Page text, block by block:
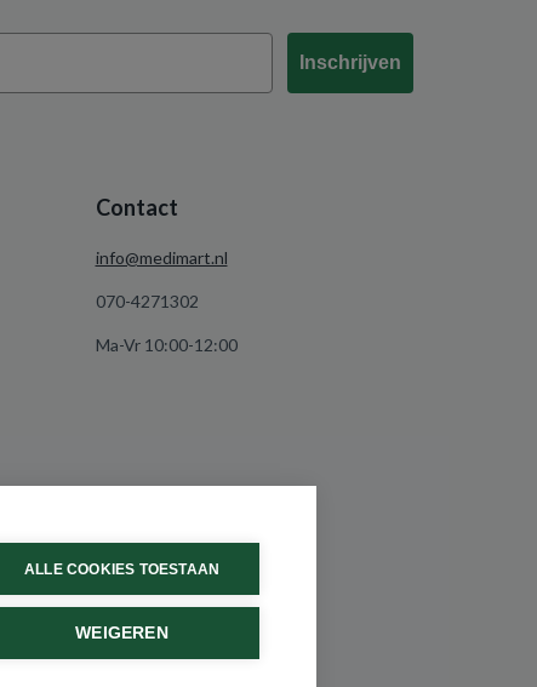
Inschrijven
Contact
info@medimart.nl
070-4271302
Ma-Vr 10:00-12:00
ALLE COOKIES TOESTAAN
WEIGEREN